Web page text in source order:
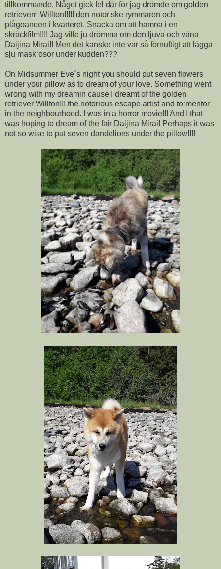
tillkommande. Något gick fel där för jag drömde om golden
retrievern Willton!!!!! den notoriske rymmaren och
plågoanden i kvarteret. Snacka om att hamna i en
skräckfilm!!!! Jag ville ju drömma om den ljuva och väna
Daijina Mirai!! Men det kanske inte var så förnuftigt att lägga
sju maskrosor under kudden???
On Midsummer Eve´s night you should put seven flowers
under your pillow as to dream of your love. Something went
wrong with my dreamin cause I dreamt of the golden
retriever Willton!!! the notorious escape artist and tormentor
in the neighbourhood. I was in a horror movie!!! And I that
was hoping to dream of the fair Daijina Mirai! Perhaps it was
not so wise to put seven dandelions under the pillow!!!!